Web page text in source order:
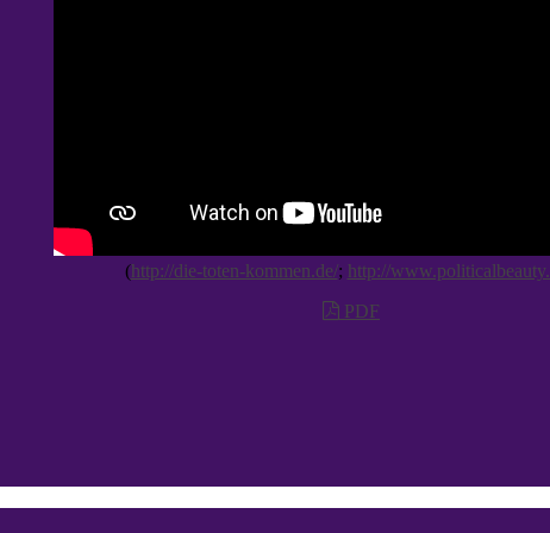
(http://die-toten-kommen.de/; http://
PDF